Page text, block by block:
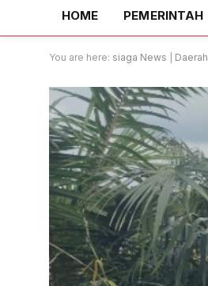
HOME PEMERINTAH
You are here: siaga News Daerah